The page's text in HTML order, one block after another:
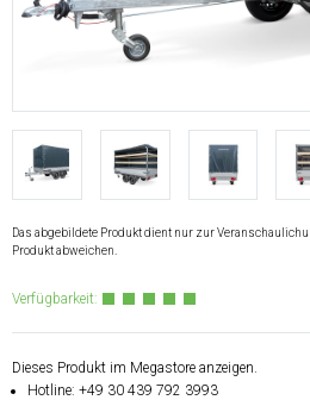
Das abgebildete Produkt dient nur zur
Produkt abweichen.
Verfügbarkeit:
Dieses Produkt im Megastore anzeigen.
Hotline: +49 30 439 792 3993